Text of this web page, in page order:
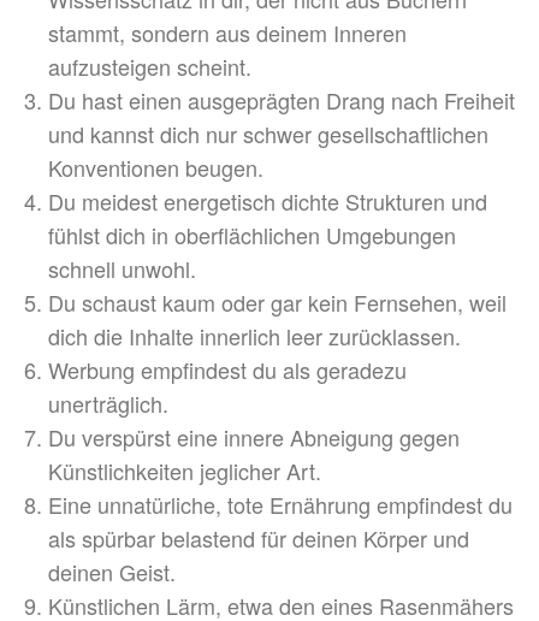
stammt, sondern aus deinem Inneren
aufzusteigen scheint.
Du hast einen ausgeprägten Drang nach Freiheit
und kannst dich nur schwer gesellschaftlichen
Konventionen beugen.
Du meidest energetisch dichte Strukturen und
fühlst dich in oberflächlichen Umgebungen
schnell unwohl.
Du schaust kaum oder gar kein Fernsehen, weil
dich die Inhalte innerlich leer zurücklassen.
Werbung empfindest du als geradezu
unerträglich.
Du verspürst eine innere Abneigung gegen
Künstlichkeiten jeglicher Art.
Eine unnatürliche, tote Ernährung empfindest du
als spürbar belastend für deinen Körper und
deinen Geist.
Künstlichen Lärm, etwa den eines Rasenmähers